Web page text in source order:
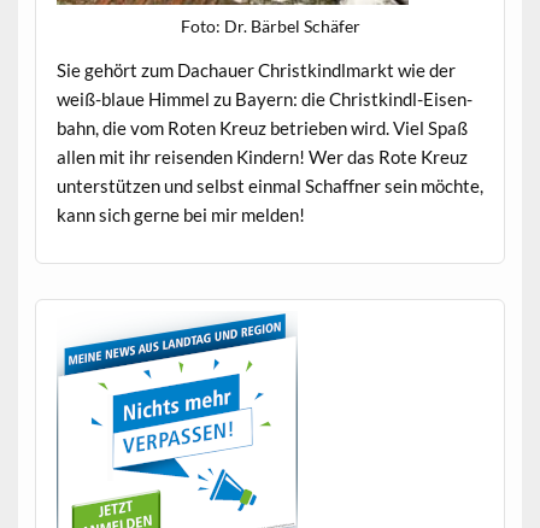
Foto: Dr. Bär­bel Schäfer
Sie gehört zum Dachauer Christkindl­markt wie der
weiß-blaue Him­mel zu Bay­ern: die Christkindl-Eisen­
bahn, die vom Roten Kreuz betrieben wird. Viel Spaß
allen mit ihr reisenden Kindern! Wer das Rote Kreuz
unter­stützen und selb­st ein­mal Schaffn­er sein möchte,
kann sich gerne bei mir melden!